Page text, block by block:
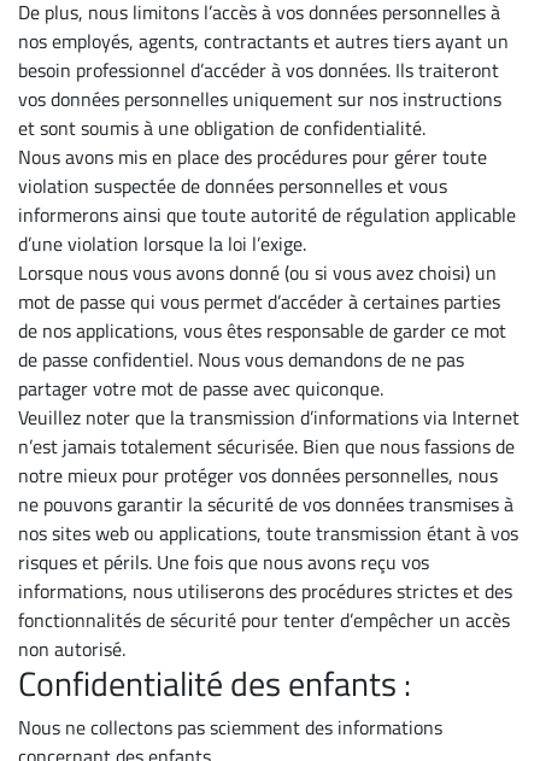
De plus, nous limitons l’accès à vos données personnelles à
nos employés, agents, contractants et autres tiers ayant un
besoin professionnel d’accéder à vos données. Ils traiteront
vos données personnelles uniquement sur nos instructions
et sont soumis à une obligation de confidentialité.
Nous avons mis en place des procédures pour gérer toute
violation suspectée de données personnelles et vous
informerons ainsi que toute autorité de régulation applicable
d’une violation lorsque la loi l’exige.
Lorsque nous vous avons donné (ou si vous avez choisi) un
mot de passe qui vous permet d’accéder à certaines parties
de nos applications, vous êtes responsable de garder ce mot
de passe confidentiel. Nous vous demandons de ne pas
partager votre mot de passe avec quiconque.
Veuillez noter que la transmission d’informations via Internet
n’est jamais totalement sécurisée. Bien que nous fassions de
notre mieux pour protéger vos données personnelles, nous
ne pouvons garantir la sécurité de vos données transmises à
nos sites web ou applications, toute transmission étant à vos
risques et périls. Une fois que nous avons reçu vos
informations, nous utiliserons des procédures strictes et des
fonctionnalités de sécurité pour tenter d’empêcher un accès
non autorisé.
Confidentialité des enfants :
Nous ne collectons pas sciemment des informations